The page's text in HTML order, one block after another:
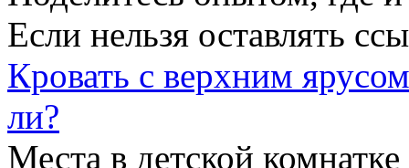
Если нельзя оставлять
Кровать с верхним
ли?
Места в детской